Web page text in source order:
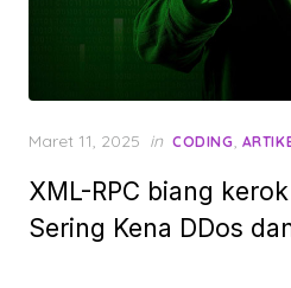
Posted
Maret 11, 2025 in CODING,
XML-RPC biang
Sering Kena DDos